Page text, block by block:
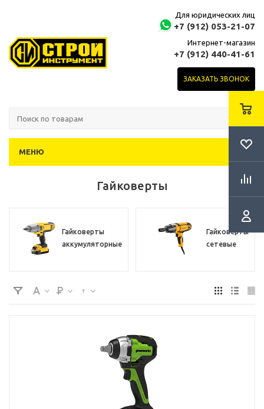
Для юридических лиц
+7 (912) 053-21-07
Интернет-магазин
+7 (912) 440-41-61
ЗАКАЗАТЬ ЗВОНОК
МЕНЮ
Гайковерты
Гайковерты
аккумуляторные
Гайковерты
сетевые